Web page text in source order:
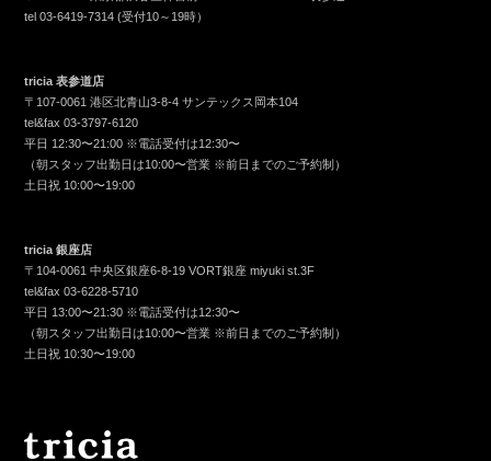
tel03-6419-7314 (受付10～19時）
tricia 表参道店
〒107-0061 港区北青山3-8-4 サンテックス岡本104
tel&fax03-3797-6120
平日 12:30〜21:00 ※電話受付は12:30〜
（朝スタッフ出勤日は10:00〜営業 ※前日までのご予約制）
土日祝 10:00〜19:00
tricia 銀座店
〒104-0061 中央区銀座6-8-19 VORT銀座 miyuki st.3F
tel&fax03-6228-5710
平日 13:00〜21:30 ※電話受付は12:30〜
（朝スタッフ出勤日は10:00〜営業 ※前日までのご予約制）
土日祝 10:30〜19:00